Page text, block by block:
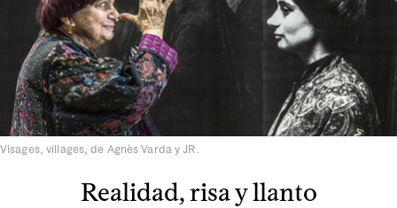
Visages, villages, de Agnès Varda y JR.
Realidad, risa y llanto